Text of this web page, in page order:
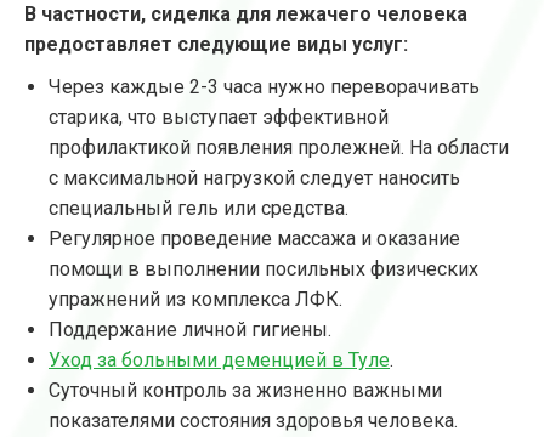
В частности, сиделка для лежачего человека
предоставляет следующие виды услуг:
Через каждые 2-3 часа нужно переворачивать
старика, что выступает эффективной
профилактикой появления пролежней. На области
с максимальной нагрузкой следует наносить
специальный гель или средства.
Регулярное проведение массажа и оказание
помощи в выполнении посильных физических
упражнений из комплекса ЛФК.
Поддержание личной гигиены.
Уход за больными деменцией в Туле.
Суточный контроль за жизненно важными
показателями состояния здоровья человека.